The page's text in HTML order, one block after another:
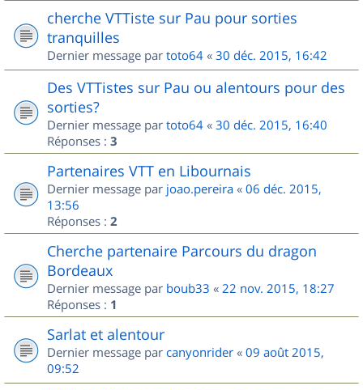
cherche VTTiste sur Pau pour sorties
tranquilles
Dernier message par toto64 « 30 déc. 2015, 16:42
Des VTTistes sur Pau ou alentours pour des
sorties?
Dernier message par toto64 « 30 déc. 2015, 16:40
Réponses : 3
Partenaires VTT en Libournais
Dernier message par joao.pereira « 06 déc. 2015,
13:56
Réponses : 2
Cherche partenaire Parcours du dragon
Bordeaux
Dernier message par boub33 « 22 nov. 2015, 18:27
Réponses : 1
Sarlat et alentour
Dernier message par canyonrider « 09 août 2015,
09:52